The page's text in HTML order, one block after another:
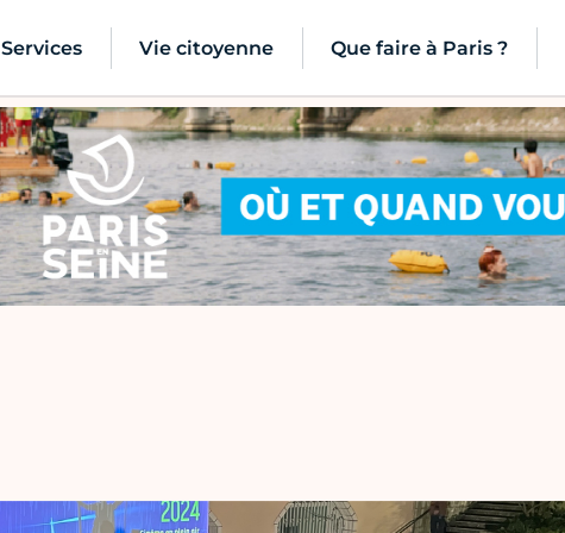
Services Vie citoyenne Que faire à Paris ?